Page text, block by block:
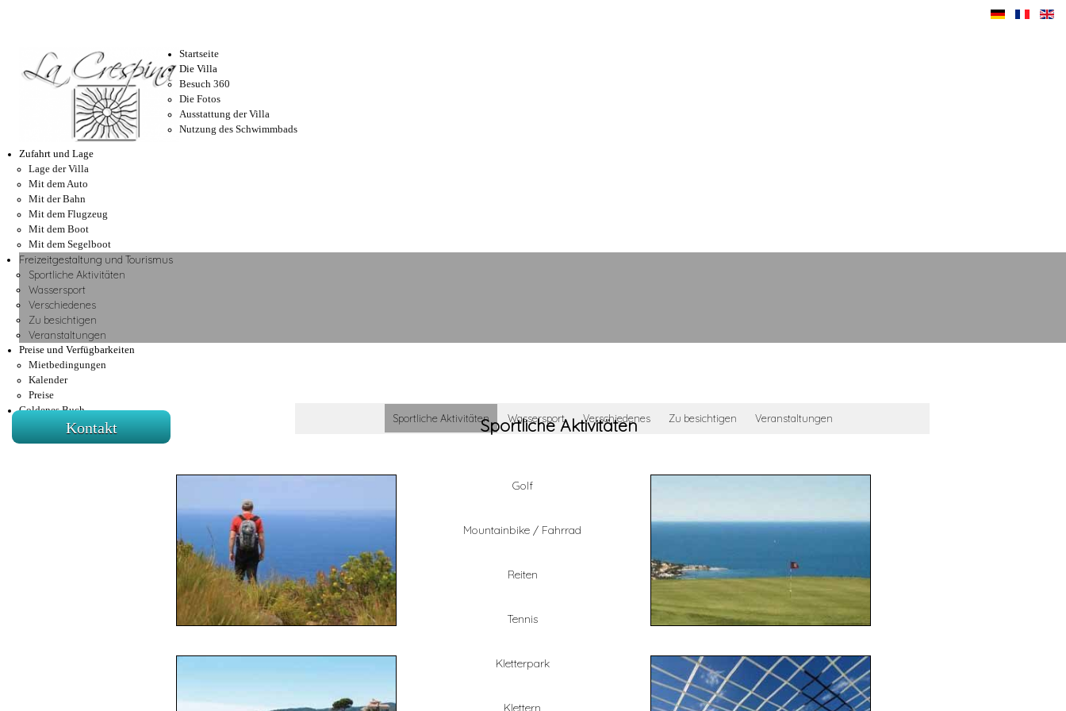
Startseite
Die Villa
Besuch 360
Die Fotos
Ausstattung der Villa
Nutzung des Schwimmbads
Zufahrt und Lage
Lage der Villa
Mit dem Auto
Mit der Bahn
Mit dem Flugzeug
Mit dem Boot
Mit dem Segelboot
Freizeitgestaltung und Tourismus
Sportliche Aktivitäten
Wassersport
Verschiedenes
Zu besichtigen
Veranstaltungen
Preise und Verfügbarkeiten
Mietbedingungen
Kalender
Preise
Goldenes Buch
Sportliche Aktivitäten Wassersport Verschiedenes Zu besichtigen Veranstaltungen
Kontakt Sportliche Aktivitäten
Golf
Mountainbike / Fahrrad
Reiten
Tennis
Kletterpark
Klettern